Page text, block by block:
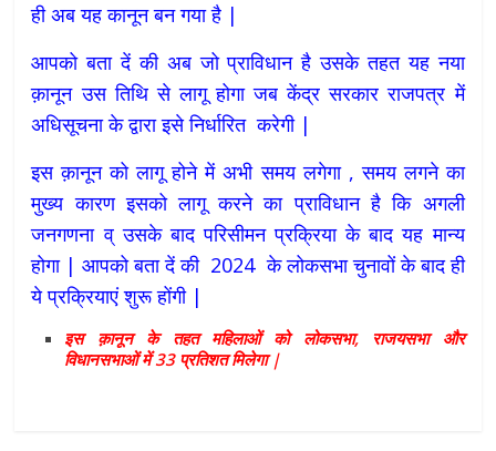
ही अब यह कानून बन गया है |
आपको बता दें की अब जो प्राविधान है उसके तहत यह नया
क़ानून उस तिथि से लागू होगा जब केंद्र सरकार राजपत्र में
अधिसूचना के द्वारा इसे निर्धारित करेगी |
इस क़ानून को लागू होने में अभी समय लगेगा , समय लगने का
मुख्य कारण इसको लागू करने का प्राविधान है कि अगली
जनगणना व् उसके बाद परिसीमन प्रक्रिया के बाद यह मान्य
होगा | आपको बता दें की 2024 के लोकसभा चुनावों के बाद ही
ये प्रक्रियाएं शुरू होंगी |
इस क़ानून के तहत महिलाओं को लोकसभा, राजयसभा और
विधानसभाओंमें 33 प्रतिशतमिलेगा |